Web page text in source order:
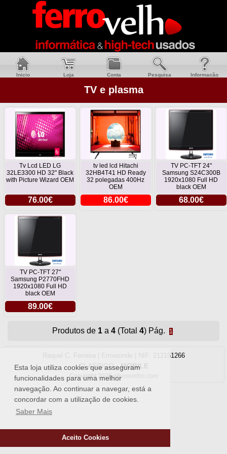
Esta loja utiliza cookies que asseguram
funcionalidades para uma melhor
navegação. Ao continuar a navegar, está a
concordar com a utilização de cookies.
Saber Mais
Aceito Cookies
Inicio Loja Conta Pesquisa Informacão
TV e plasma
Tv Lcd LED LG
32LE3300 HD 32" Black
with Picture Wizard OEM
76.00€
tv led lcd Hitachi
32HB4T41 HD Ready
32 polegadas 400Hz
OEM
86.00€
TV PC-TFT 24"
Samsung S24C300B
1920x1080 Full HD
black OEM
68.00€
TV PC-TFT 27"
Samsung P2770FHD
1920x1080 Full HD
black OEM
89.00€
Produtos de 1 a 4 (Total 4) Pág. 1
Raquel C. Ferreira | Ermesinde | NIF: 212151266
CLASSICO-MOBILE
Copyright 2026 oferrovelho.com